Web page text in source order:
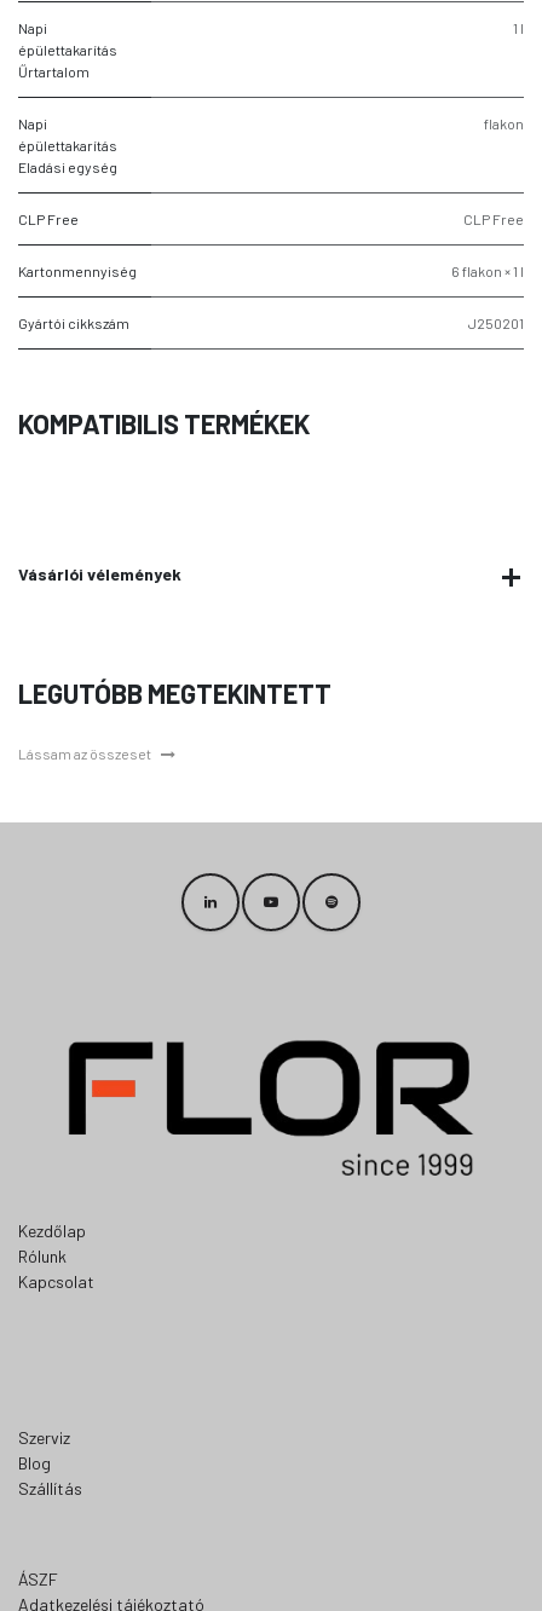
Napi
épülettakarítás
Űrtartalom
1 l
Napi
épülettakarítás
Eladási egység
flakon
CLP Free CLP Free
Kartonmennyiség 6 flakon × 1 l
Gyártói cikkszám J250201
KOMPATIBILIS TERMÉKEK
Vásárlói vélemények
LEGUTÓBB MEGTEKINTETT
Lássam az összeset
Kezdőlap
Rólunk
Kapcsolat
Szerviz
Blog
Szállítás
ÁSZF
Adatkezelési tájékoztató